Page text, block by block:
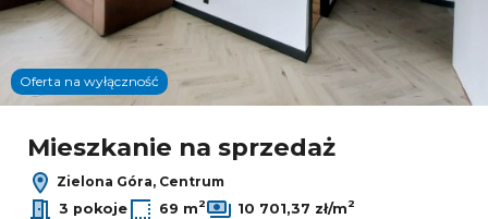
Oferta na wyłączność
Mieszkanie na sprzedaż
Zielona Góra, Centrum
3 pokoje
69 m2 10 701,37 zł/m2